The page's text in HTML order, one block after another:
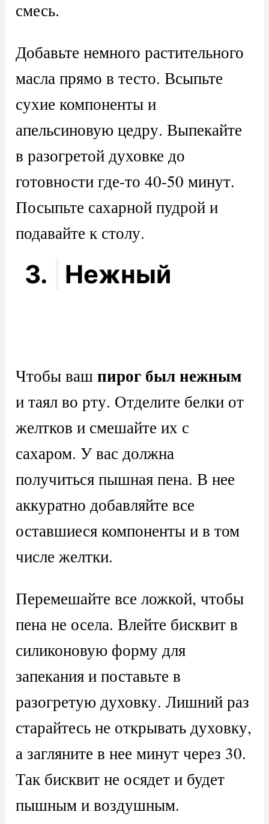
смесь.
Добавьте немного растительного
масла прямо в тесто. Всыпьте
сухие компоненты и
апельсиновую цедру. Выпекайте
в разогретой духовке до
готовности где-то 40-50 минут.
Посыпьте сахарной пудрой и
подавайте к столу.
3. Нежный
Чтобы вашпирог был нежным
и таял во рту. Отделите белки от
желтков и смешайте их с
сахаром. У вас должна
получиться пышная пена. В нее
аккуратно добавляйте все
оставшиеся компоненты и в том
числе желтки.
Перемешайте все ложкой, чтобы
пена не осела. Влейте бисквит в
силиконовую форму для
запекания и поставьте в
разогретую духовку. Лишний раз
старайтесь не открывать духовку,
а загляните в нее минут через 30.
Так бисквит не осядет и будет
пышным и воздушным.